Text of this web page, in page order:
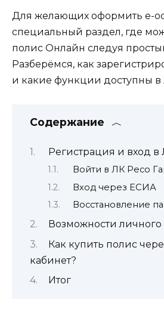
Для желающих оформить е-
специальный раздел, где
полис Онлайн следуя
Разберёмся, как
и какие функции доступны в
Содержание
Регистрация и вход в
Войти в ЛК Ресо
Вход через ЕСИА
Восстановление
Возможности личного
Как купить полис
кабинет?
Итог